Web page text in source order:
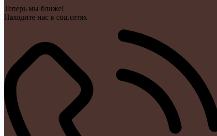
Теперь мы ближе!
Находите нас в соц.сетях